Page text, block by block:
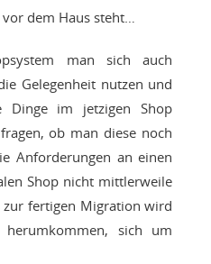
dem Haus steht…
man sich auch
Gelegenheit nutzen und
Dinge im jetzigen Shop
ob man diese noch
Anforderungen an einen
Shop nicht mittlerweile
zur fertigen Migration wird
sich um